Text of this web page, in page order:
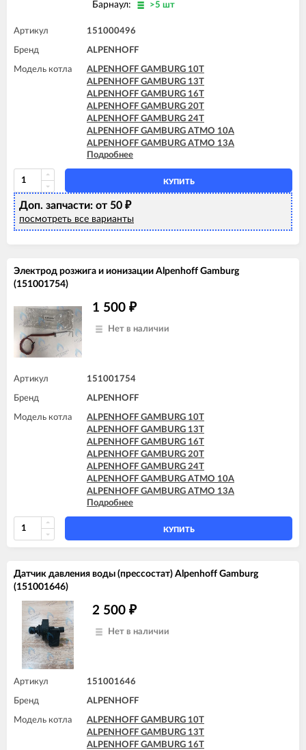
Барнаул: >5 шт
Артикул 151000496
Бренд ALPENHOFF
Модель котла
ALPENHOFF GAMBURG 10T
ALPENHOFF GAMBURG 13T
ALPENHOFF GAMBURG 16T
ALPENHOFF GAMBURG 20T
ALPENHOFF GAMBURG 24T
ALPENHOFF GAMBURG ATMO 10A
ALPENHOFF GAMBURG ATMO 13A
ALPENHOFF GAMBURG ATMO 16A
ALPENHOFF GAMBURG ATMO 20A
ALPENHOFF GAMBURG ATMO 24A
Подробнее
КУПИТЬ
Доп. запчасти: от 50 ₽
посмотреть все варианты
Электрод розжига и ионизации Alpenhoff Gamburg
(151001754)
1 500 ₽
Нет в наличии
Артикул 151001754
Бренд ALPENHOFF
Модель котла
ALPENHOFF GAMBURG 10T
ALPENHOFF GAMBURG 13T
ALPENHOFF GAMBURG 16T
ALPENHOFF GAMBURG 20T
ALPENHOFF GAMBURG 24T
ALPENHOFF GAMBURG ATMO 10A
ALPENHOFF GAMBURG ATMO 13A
ALPENHOFF GAMBURG ATMO 16A
ALPENHOFF GAMBURG ATMO 20A
ALPENHOFF GAMBURG ATMO 24A
Подробнее
КУПИТЬ
Датчик давления воды (прессостат) Alpenhoff Gamburg
(151001646)
2 500 ₽
Нет в наличии
Артикул 151001646
Бренд ALPENHOFF
Модель котла
ALPENHOFF GAMBURG 10T
ALPENHOFF GAMBURG 13T
ALPENHOFF GAMBURG 16T